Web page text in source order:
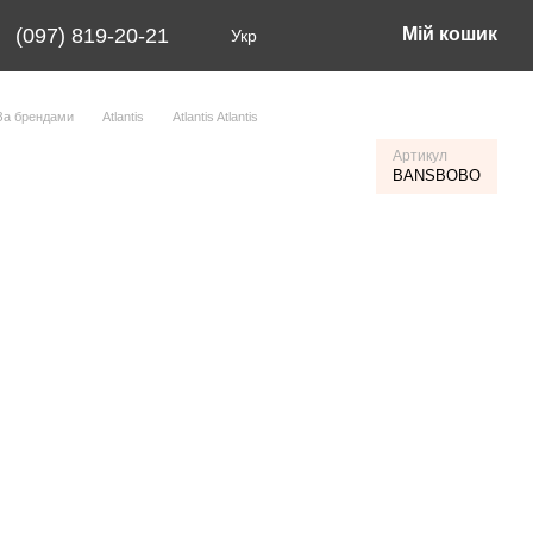
(097) 819-20-21 Укр Мій кошик
брендами Atlantis Atlantis Atlantis
Артикул
BANSBOBO